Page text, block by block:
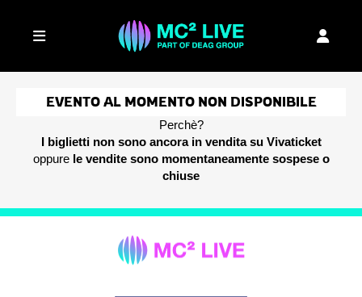
EVENTO AL MOMENTO NON DISPONIBILE
Perchè?
I biglietti non sono ancora in vendita su Vivaticket
oppure le vendite sono momentaneamente sospese o
chiuse